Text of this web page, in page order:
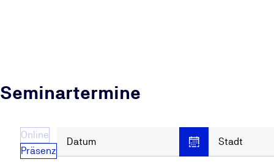
Seminartermine
Online
Präsenz
Datum Stadt